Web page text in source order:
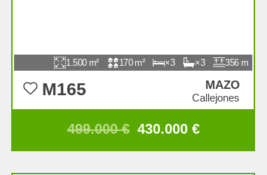
1.500 170 3 3 356
M165 MAZO
Callejones
499.000 € 430.000 €